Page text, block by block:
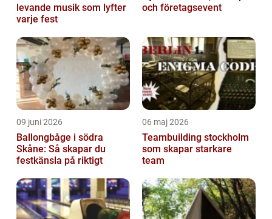
levande musik som lyfter
varje fest
och företagsevent
09 juni 2026
Ballongbåge i södra
Skåne: Så skapar du
festkänsla på riktigt
06 maj 2026
Teambuilding stockholm
som skapar starkare
team